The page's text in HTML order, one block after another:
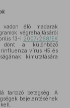
élő madarak
végrehajtásáról
13-i 2007/268/EK
dönt a különböző
vírus H5 és
kimutatására
tartozó betegség. A
bejelentésének